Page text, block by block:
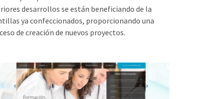
desarrollos se están beneficiando de la
ya confeccionados, proporcionando una
de creación de nuevos proyectos.